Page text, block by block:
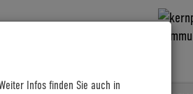
Infos finden Sie auch in